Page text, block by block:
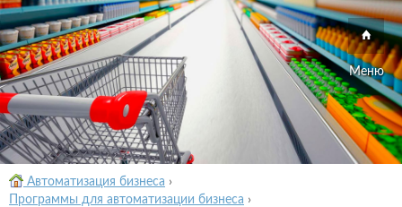
Меню
Автоматизация бизнеса ›
Программы для автоматизации бизнеса ›